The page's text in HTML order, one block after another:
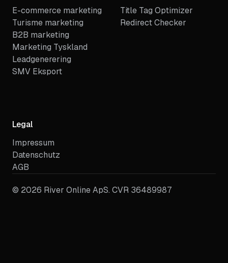
E-commerce marketing
Turisme marketing
B2B marketing
Marketing Tyskland
Leadgenerering
SMV Eksport
Title Tag Optimizer
Redirect Checker
Legal
Impressum
Datenschutz
AGB
© 2026 River Online ApS. CVR 36489987